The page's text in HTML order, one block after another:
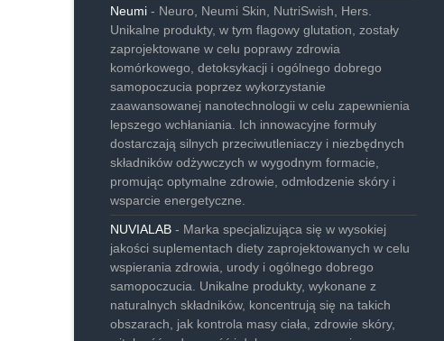
Neumi - Neuro, Neumi Skin, NutriSwish, Hers.
Unikalne produkty, w tym flagowy glutation, zostały
zaprojektowane w celu poprawy zdrowia
komórkowego, detoksykacji i ogólnego dobrego
samopoczucia poprzez wykorzystanie
zaawansowanej nanotechnologii w celu zapewnienia
lepszego wchłaniania. Ich innowacyjne formuły
dostarczają silnych przeciwutleniaczy i niezbędnych
składników odżywczych w wygodnym formacie,
promując optymalne zdrowie, odmłodzenie skóry i
wsparcie energetyczne.
NUVIALAB - Marka specjalizująca się w wysokiej
jakości suplementach diety zaprojektowanych w celu
wspierania zdrowia, urody i ogólnego dobrego
samopoczucia. Unikalne produkty, wykonane z
naturalnych składników, koncentrują się na takich
obszarach, jak kontrola masy ciała, zdrowie skóry,